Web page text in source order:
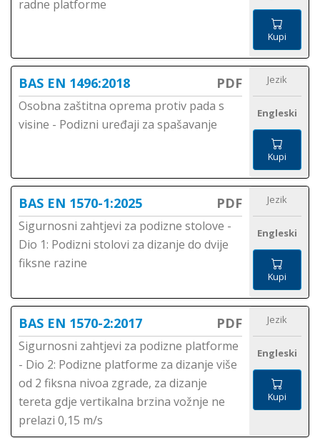
radne platforme
Kupi
BAS EN 1496:2018 PDF
Osobna zaštitna oprema protiv pada s
visine - Podizni uređaji za spašavanje
Jezik
Engleski
Kupi
BAS EN 1570-1:2025 PDF
Sigurnosni zahtjevi za podizne stolove -
Dio 1: Podizni stolovi za dizanje do dvije
fiksne razine
Jezik
Engleski
Kupi
BAS EN 1570-2:2017 PDF
Sigurnosni zahtjevi za podizne platforme
- Dio 2: Podizne platforme za dizanje više
od 2 fiksna nivoa zgrade, za dizanje
tereta gdje vertikalna brzina vožnje ne
prelazi 0,15 m/s
Jezik
Engleski
Kupi